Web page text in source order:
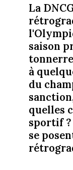
La
saison
à
du
quelles
sportif
se